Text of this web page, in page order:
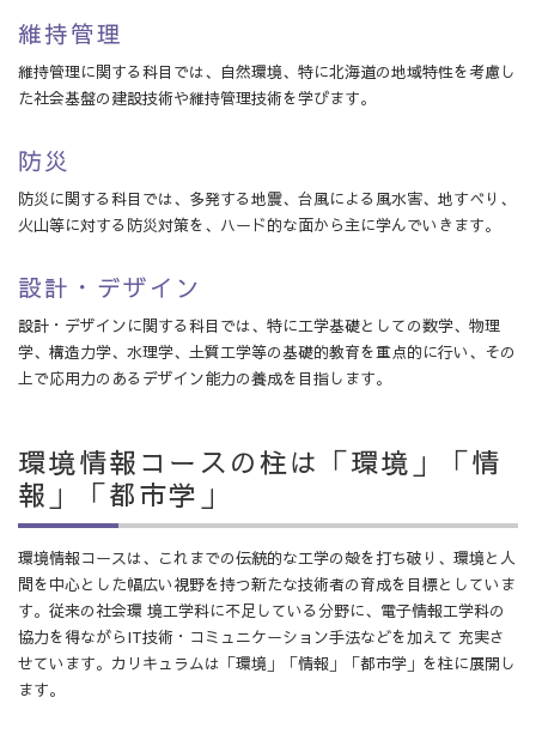
維持管理
維持管理に関する科目では、自然環境、特に北海道の地域特性を考慮し
た社会基盤の建設技術や維持管理技術を学びます。
防災
防災に関する科目では、多発する地震、台風による風水害、地すべり、
火山等に対する防災対策を、ハード的な面から主に学んでいきます。
設計・デザイン
設計・デザインに関する科目では、特に工学基礎としての数学、物理
学、構造力学、水理学、土質工学等の基礎的教育を重点的に行い、その
上で応用力のあるデザイン能力の養成を目指します。
環境情報コースの柱は「環境」「情
報」「都市学」
環境情報コースは、これまでの伝統的な工学の殻を打ち破り、環境と人
間を中心とした幅広い視野を持つ新たな技術者の育成を目標としていま
す。従来の社会環 境工学科に不足している分野に、電子情報工学科の
協力を得ながらIT技術・コミュニケーション手法などを加えて 充実さ
せています。カリキュラムは「環境」「情報」「都市学」を柱に展開し
ます。